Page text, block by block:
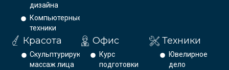
дизайна
Компьютерные
техники
Красота
Скульптурирующий
массаж лица
Офис
Курс
подготовки
Техники
Ювелирное
дело